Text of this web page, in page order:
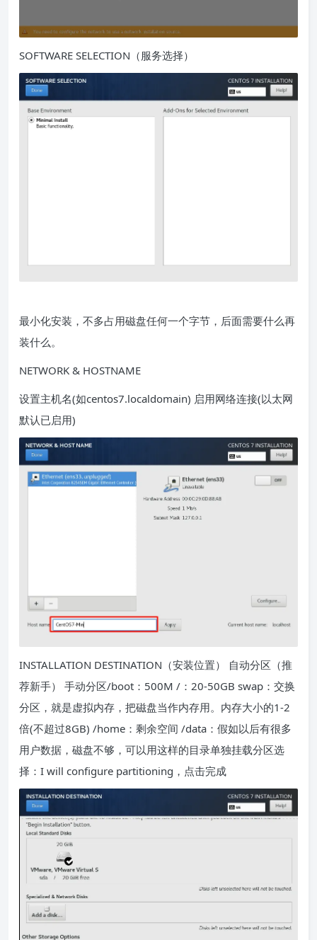
SOFTWARE SELECTION（服务选择）
最小化安装，不多占用磁盘任何一个字节，后面需要什么再
装什么。
NETWORK & HOSTNAME
设置主机名(如centos7.localdomain) 启用网络连接(以太网
默认已启用)
INSTALLATION DESTINATION（安装位置） 自动分区（推
荐新手） 手动分区/boot：500M /：20-50GB swap：交换
分区，就是虚拟内存，把磁盘当作内存用。内存大小的1-2
倍(不超过8GB) /home：剩余空间 /data：假如以后有很多
用户数据，磁盘不够，可以用这样的目录单独挂载分区选
择：I will configure partitioning，点击完成